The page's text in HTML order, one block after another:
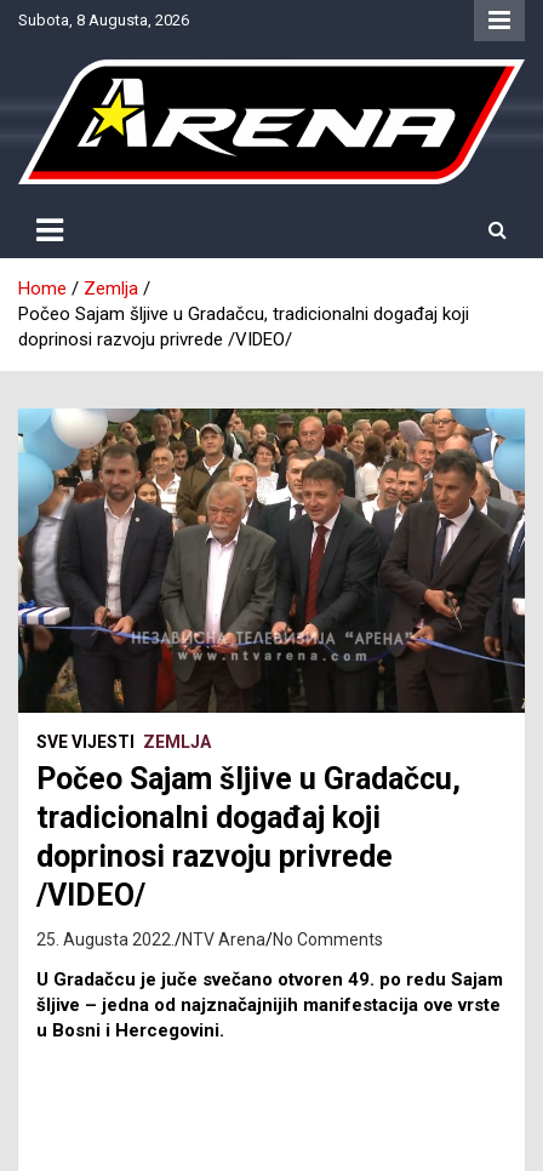
SkipSubota, 8 Augusta, 2026
NTV Arena
Home
Zemlja
Počeo Sajam šljive u Gradačcu, tradicionalni događaj koji
doprinosi razvoju privrede /VIDEO/
SVE VIJESTI ZEMLJA
Počeo Sajam šljive u Gradačcu,
tradicionalni događaj koji
doprinosi razvoju privrede
/VIDEO/
25. Augusta 2022. NTV Arena No Comments
U Gradačcu je juče svečano otvoren 49. po redu Sajam
šljive – jedna od najznačajnijih manifestacija ove vrste
u Bosni i Hercegovini.